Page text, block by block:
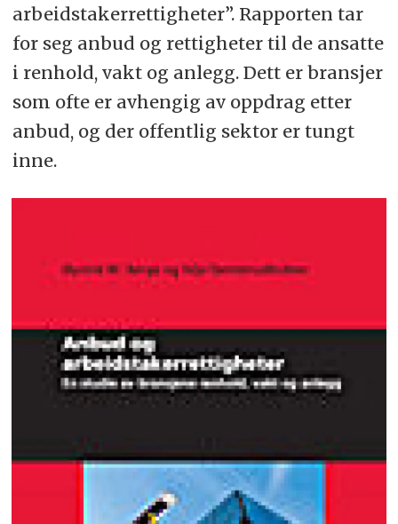
arbeidstakerrettigheter”. Rapporten tar
for seg anbud og rettigheter til de ansatte
i renhold, vakt og anlegg. Dett er bransjer
som ofte er avhengig av oppdrag etter
anbud, og der offentlig sektor er tungt
inne.